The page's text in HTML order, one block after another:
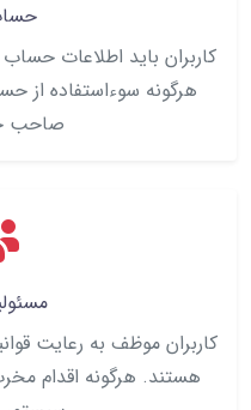
کاربران باید اطلاعات
هرگونه سوءاستفاده از
صاحب
کاربران موظف به رعایت
هستند. هرگونه اقدام